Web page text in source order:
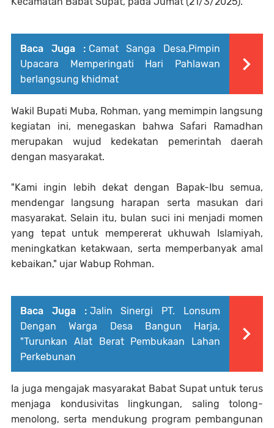
Baca Juga : Camat Sanga Desa,Pimpin
Upacara Memperingati Hari Pahlawan
berlangsung khidmat
Wakil Bupati Muba, Rohman, yang memimpin langsung
kegiatan ini, menegaskan bahwa Safari Ramadhan
merupakan wujud kedekatan pemerintah daerah
dengan masyarakat.
"Kami ingin lebih dekat dengan Bapak-Ibu semua,
mendengar langsung harapan serta masukan dari
masyarakat. Selain itu, bulan suci ini menjadi momen
yang tepat untuk mempererat ukhuwah Islamiyah,
meningkatkan ketakwaan, serta memperbanyak amal
kebaikan," ujar Wabup Rohman.
Baca Juga : Jalin Sinergi PT. Lonsum
Dengan Warga Desa Bangun Harja,
"Turunkan Alat Berat Pembukaan Lahan
Perkebunan
Ia juga mengajak masyarakat Babat Supat untuk terus
menjaga kondusivitas lingkungan, saling tolong-
menolong, serta mendukung program pembangunan